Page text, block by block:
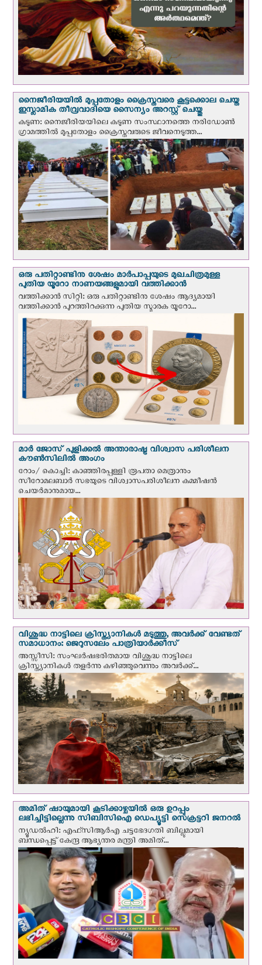
നൈജീരിയയില്‍ മുപ്പതോളം ക്രൈസ്തവരെ കൂട്ടക്കൊല ചെയ്ത
ഇസ്ലാമിക തീവ്രവാദിയെ സൈന്യം അറസ്റ്റ് ചെയ്തു
കടുണ: നൈജീരിയയിലെ കടുണ സംസ്ഥാനത്തെ നരിഡോൺ
ഗ്രാമത്തിൽ മുപ്പതോളം ക്രൈസ്തവരുടെ ജീവനെടുത്ത...
ഒരു പതിറ്റാണ്ടിനു ശേഷം മാർപാപ്പയുടെ മുഖചിത്രമുള്ള
പുതിയ യൂറോ നാണയങ്ങളുമായി വത്തിക്കാന്‍
വത്തിക്കാന്‍ സിറ്റി: ഒരു പതിറ്റാണ്ടിനു ശേഷം ആദ്യമായി
വത്തിക്കാൻ പുറത്തിറക്കുന്ന പുതിയ സ്മാരക യൂറോ...
മാർ ജോസ് പുളിക്കൽ അന്താരാഷ്ട്ര വിശ്വാസ പരിശീലന
കൗൺസിലിൽ അംഗം
റോം/ കൊച്ചി: കാഞ്ഞിരപ്പള്ളി രൂപതാ മെത്രാനും
സീറോമലബാർ സഭയുടെ വിശ്വാസപരിശീലന കമ്മീഷൻ
ചെയർമാനുമായ...
വിശുദ്ധ നാട്ടിലെ ക്രിസ്ത്യാനികൾ മടുത്തു, അവർക്ക് വേണ്ടത്
സമാധാനം: ജെറുസലേം പാത്രിയാര്‍ക്കീസ്
അസ്സീസി: സംഘര്‍ഷഭരിതമായ വിശുദ്ധ നാട്ടിലെ
ക്രിസ്ത്യാനികൾ തളര്‍ന്നു കഴിഞ്ഞുവെന്നും അവർക്ക്...
അമിത് ഷായുമായി കൂടിക്കാഴ്ചയില്‍ ഒരു ഉറപ്പും
ലഭിച്ചിട്ടില്ലെന്നു സിബിസിഐ ഡെപ്യൂട്ടി സെക്രട്ടറി ജനറല്‍
ന്യൂഡല്‍ഹി: എഫ്‌സിആര്‍എ ചട്ടഭേദഗതി ബില്ലുമായി
ബന്ധപ്പെട്ട് കേന്ദ്ര ആഭ്യന്തര മന്ത്രി അമിത്...